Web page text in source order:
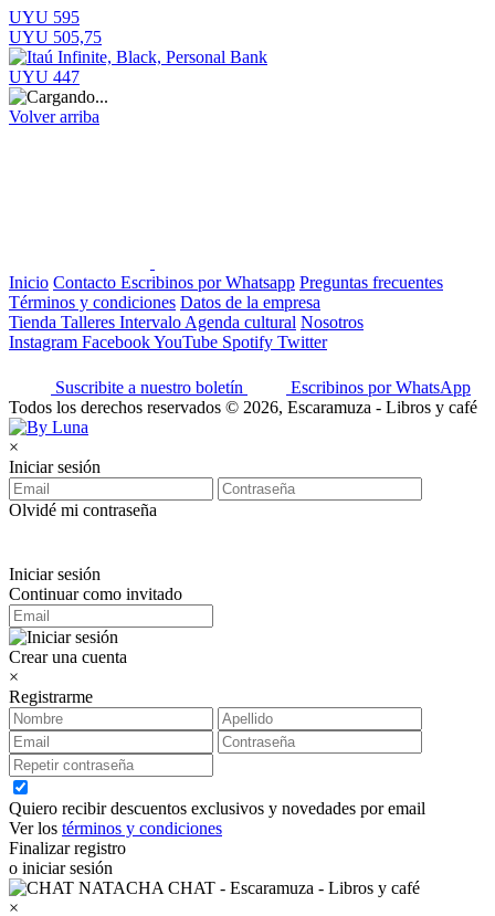
UYU 595
UYU 505,75
UYU 447
Volver arriba
Inicio Contacto Escribinos por Whatsapp Preguntas frecuentes
Términos y condiciones Datos de la empresa
Tienda Talleres Intervalo Agenda cultural Nosotros
Instagram FacebookYouTube Spotify Twitter
Suscribite a nuestro boletín
Escribinos por WhatsApp
Todos los derechos reservados © 2026, Escaramuza - Libros y café
×
Iniciar sesión
Olvidé mi contraseña
Iniciar sesión
Continuar como invitado
Crear una cuenta
×
Registrarme
Quiero recibir descuentos exclusivos y novedades por email
Ver los términos y condiciones
Finalizar registro
o iniciar sesión
×